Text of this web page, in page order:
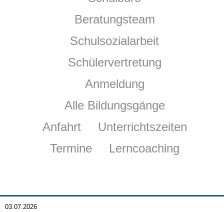
überspringen
Beratungsteam
Schulsozialarbeit
Schülervertretung
Anmeldung
Alle Bildungsgänge
Anfahrt
Unterrichtszeiten
Termine
Lerncoaching
03.07.2026